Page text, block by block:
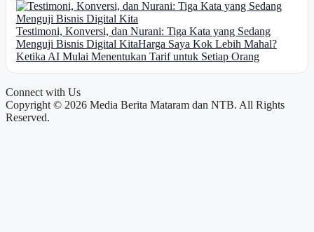
Testimoni, Konversi, dan Nurani: Tiga Kata yang Sedang
Menguji Bisnis Digital KitaHarga Saya Kok Lebih Mahal?
Ketika AI Mulai Menentukan Tarif untuk Setiap Orang
Connect with Us
Copyright © 2026 Media Berita Mataram dan NTB. All Rights
Reserved.